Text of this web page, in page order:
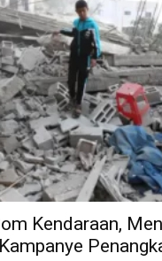
Kendaraan,